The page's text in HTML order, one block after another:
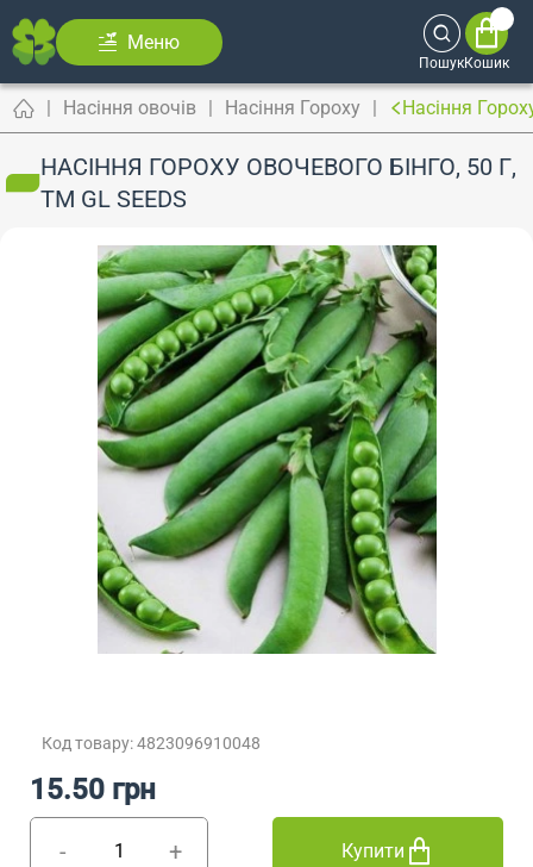
Меню
ПошукКошик
Насіння овочів Насіння Гороху Насіння
НАСІННЯ ГОРОХУ ОВОЧЕВОГО БІНГО, 50 Г,
ТМ GL SEEDS
Код товару: 4823096910048
- +
15.50 грн
Купити